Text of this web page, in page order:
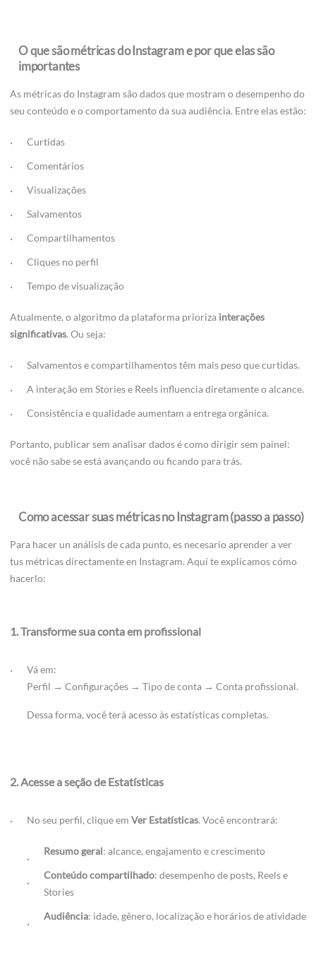
O que são métricas do Instagram e por que elas são
importantes
As métricas do Instagram são dados que mostram o desempenho do
seu conteúdo e o comportamento da sua audiência. Entre elas estão:
Curtidas
Comentários
Visualizações
Salvamentos
Compartilhamentos
Cliques no perfil
Tempo de visualização
Atualmente, o algoritmo da plataforma prioriza interações
significativas. Ou seja:
Salvamentos e compartilhamentos têm mais peso que curtidas.
A interação em Stories e Reels influencia diretamente o alcance.
Consistência e qualidade aumentam a entrega orgânica.
Portanto, publicar sem analisar dados é como dirigir sem painel:
você não sabe se está avançando ou ficando para trás.
Como acessar suas métricas no Instagram (passo a passo)
Para hacer un análisis de cada punto, es necesario aprender a ver
tus métricas directamente en Instagram. Aquí te explicamos cómo
hacerlo:
1. Transforme sua conta em profissional
Vá em:
Perfil → Configurações → Tipo de conta → Conta profissional.
Dessa forma, você terá acesso às estatísticas completas.
2. Acesse a seção de Estatísticas
No seu perfil, clique em Ver Estatísticas. Você encontrará:
Resumo geral: alcance, engajamento e crescimento
Conteúdo compartilhado: desempenho de posts, Reels e
Stories
Audiência: idade, gênero, localização e horários de atividade